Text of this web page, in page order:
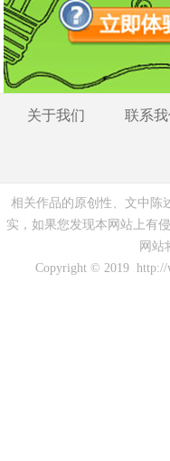
关于我们 联系
相关作品的原创性、文中陈
实，如果您发现本网站上有
网站
Copyright © 2019 http://